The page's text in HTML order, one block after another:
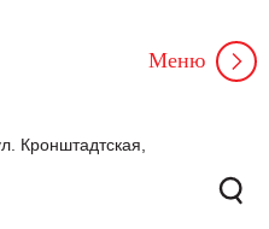
Кронштадтская,
Меню